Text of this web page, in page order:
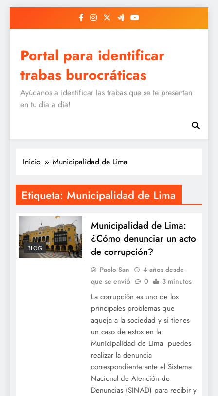
Portal para identificar
trabas burocráticas
Ayúdanos a identificar las trabas que se te presentan
en tu día a día!
Inicio Municipalidad de Lima
Etiqueta: Municipalidad de Lima
BLOG
Municipalidad de Lima:
¿Cómo denunciar un acto
de corrupción?
Paolo San
4 años desde
que se envió
0 3 minutos
La corrupción es uno de los
principales problemas que
aqueja a la sociedad y si tienes
un caso de estos en la
Municipalidad de Lima puedes
realizar la denuncia
correspondiente ante el Sistema
Nacional de Atención de
Denuncias (SINAD) para recibir y